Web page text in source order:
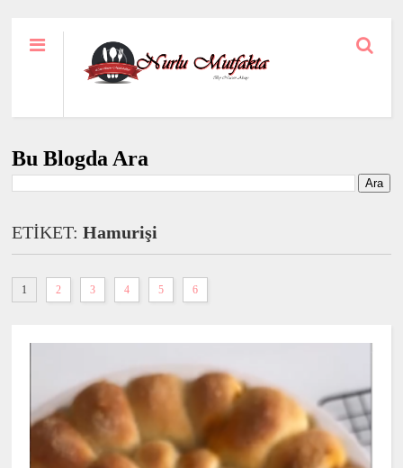
Bu Blogda Ara
ETİKET:Hamurişi
1 2 3 4 5 6